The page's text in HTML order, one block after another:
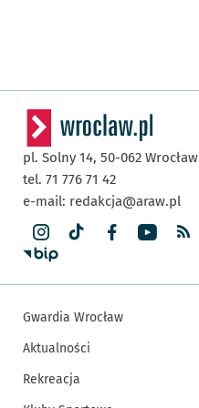
pl. Solny 14, 50-062 Wrocław
tel. 71 776 71 42
e-mail: redakcja@araw.pl
Gwardia Wrocław
Aktualności
Rekreacja